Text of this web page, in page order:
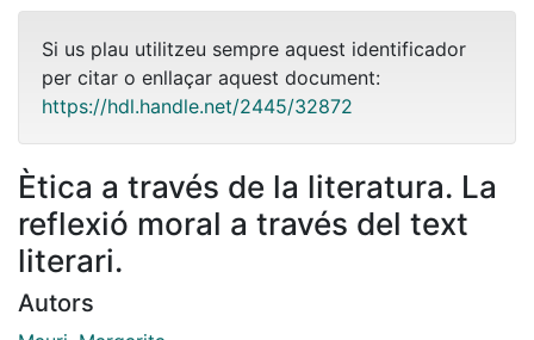
Si us plau utilitzeu sempre aquest identificador
per citar o enllaçar aquest document:
https://hdl.handle.net/2445/32872
Ètica a través de la literatura. La
reflexió moral a través del text
literari.
Autors